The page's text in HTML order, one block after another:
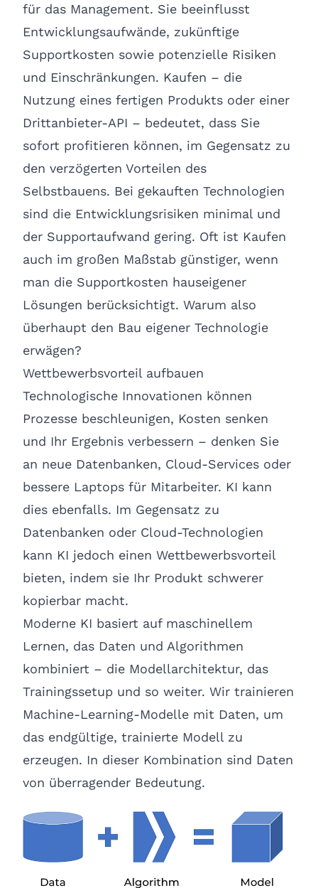
für das Management. Sie beeinflusst
Entwicklungsaufwände, zukünftige
Supportkosten sowie potenzielle Risiken
und Einschränkungen. Kaufen – die
Nutzung eines fertigen Produkts oder einer
Drittanbieter-API – bedeutet, dass Sie
sofort profitieren können, im Gegensatz zu
den verzögerten Vorteilen des
Selbstbauens. Bei gekauften Technologien
sind die Entwicklungsrisiken minimal und
der Supportaufwand gering. Oft ist Kaufen
auch im großen Maßstab günstiger, wenn
man die Supportkosten hauseigener
Lösungen berücksichtigt. Warum also
überhaupt den Bau eigener Technologie
erwägen?
Wettbewerbsvorteil aufbauen
Technologische Innovationen können
Prozesse beschleunigen, Kosten senken
und Ihr Ergebnis verbessern – denken Sie
an neue Datenbanken, Cloud-Services oder
bessere Laptops für Mitarbeiter. KI kann
dies ebenfalls. Im Gegensatz zu
Datenbanken oder Cloud-Technologien
kann KI jedoch einen Wettbewerbsvorteil
bieten, indem sie Ihr Produkt schwerer
kopierbar macht.
Moderne KI basiert auf maschinellem
Lernen, das Daten und Algorithmen
kombiniert – die Modellarchitektur, das
Trainingssetup und so weiter. Wir trainieren
Machine-Learning-Modelle mit Daten, um
das endgültige, trainierte Modell zu
erzeugen. In dieser Kombination sind Daten
von überragender Bedeutung.